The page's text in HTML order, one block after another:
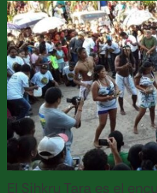
El Sihkru Tara es el